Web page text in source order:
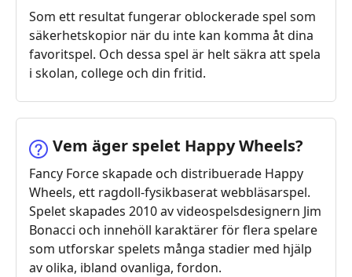
Som ett resultat fungerar oblockerade spel som
säkerhetskopior när du inte kan komma åt dina
favoritspel. Och dessa spel är helt säkra att spela
i skolan, college och din fritid.
Vem äger spelet Happy Wheels?
Fancy Force skapade och distribuerade Happy
Wheels, ett ragdoll-fysikbaserat webbläsarspel.
Spelet skapades 2010 av videospelsdesignern Jim
Bonacci och innehöll karaktärer för flera spelare
som utforskar spelets många stadier med hjälp
av olika, ibland ovanliga, fordon.